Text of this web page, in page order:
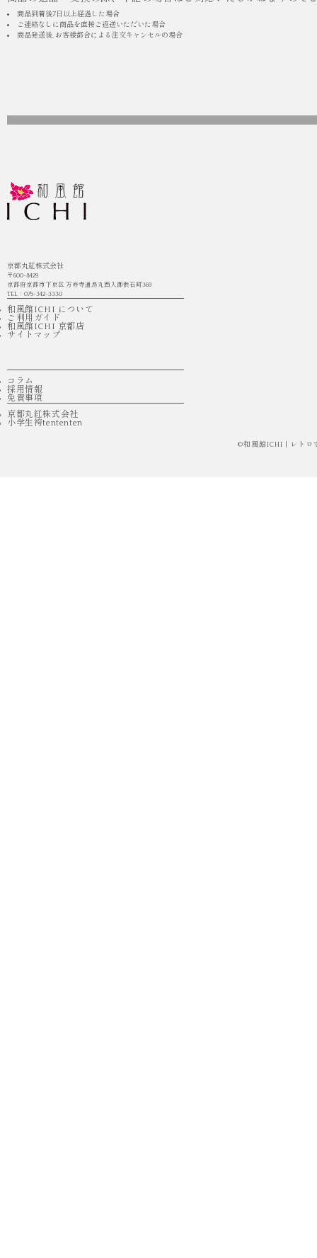
商品到着後7日以上経過した場合
ご連絡なしに商品を直接ご返送いただいた場合
商品発送後, お客様都合による注文キャンセルの場合
京都丸紅株式会社
〒600-8429
京都府京都市下京区 万寿寺通烏丸西入御供石町369
TEL：075-342-3330
和風館ICHI について
ご利用ガイド
和風館ICHI 京都店
サイトマップ
コラム
採用情報
免責事項
京都丸紅株式会社
小学生袴tententen
©和風館ICHI | レトロ